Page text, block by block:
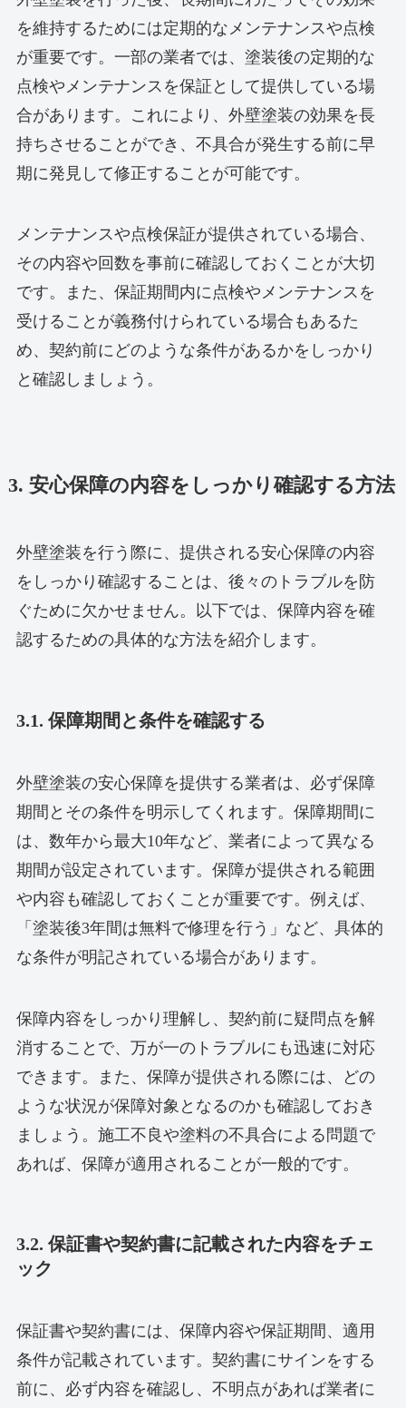
を維持するためには定期的なメンテナンスや点検
が重要です。一部の業者では、塗装後の定期的な
点検やメンテナンスを保証として提供している場
合があります。これにより、外壁塗装の効果を長
持ちさせることができ、不具合が発生する前に早
期に発見して修正することが可能です。
メンテナンスや点検保証が提供されている場合、
その内容や回数を事前に確認しておくことが大切
です。また、保証期間内に点検やメンテナンスを
受けることが義務付けられている場合もあるた
め、契約前にどのような条件があるかをしっかり
と確認しましょう。
3. 安心保障の内容をしっかり確認する方法
外壁塗装を行う際に、提供される安心保障の内容
をしっかり確認することは、後々のトラブルを防
ぐために欠かせません。以下では、保障内容を確
認するための具体的な方法を紹介します。
3.1. 保障期間と条件を確認する
外壁塗装の安心保障を提供する業者は、必ず保障
期間とその条件を明示してくれます。保障期間に
は、数年から最大10年など、業者によって異なる
期間が設定されています。保障が提供される範囲
や内容も確認しておくことが重要です。例えば、
「塗装後3年間は無料で修理を行う」など、具体的
な条件が明記されている場合があります。
保障内容をしっかり理解し、契約前に疑問点を解
消することで、万が一のトラブルにも迅速に対応
できます。また、保障が提供される際には、どの
ような状況が保障対象となるのかも確認しておき
ましょう。施工不良や塗料の不具合による問題で
あれば、保障が適用されることが一般的です。
3.2. 保証書や契約書に記載された内容をチェ
ック
保証書や契約書には、保障内容や保証期間、適用
条件が記載されています。契約書にサインをする
前に、必ず内容を確認し、不明点があれば業者に